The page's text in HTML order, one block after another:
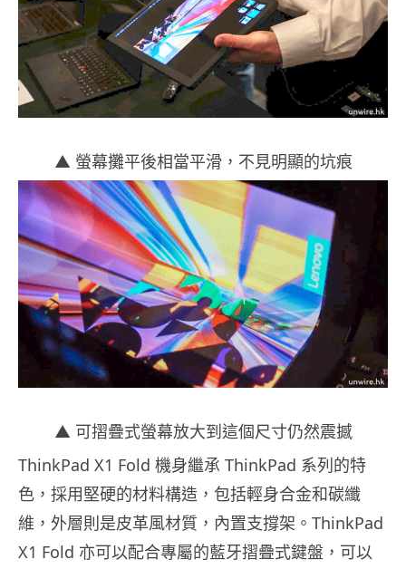
▲ 螢幕攤平後相當平滑，不見明顯的坑痕
▲ 可摺疊式螢幕放大到這個尺寸仍然震撼
ThinkPad X1 Fold 機身繼承 ThinkPad 系列的特
色，採用堅硬的材料構造，包括輕身合金和碳纖
維，外層則是皮革風材質，內置支撐架。ThinkPad
X1 Fold 亦可以配合專屬的藍牙摺疊式鍵盤，可以